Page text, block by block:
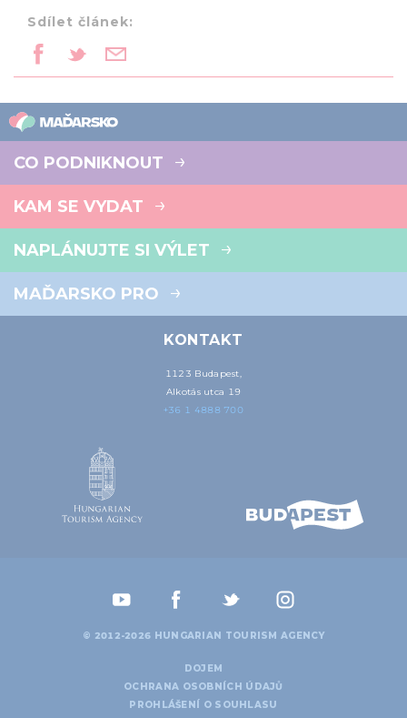
Sdílet článek:
CO PODNIKNOUT
KAM SE VYDAT
NAPLÁNUJTE SI VÝLET
MAĎARSKO PRO
KONTAKT
1123 Budapest,
Alkotás utca 19
+36 1 4888 700
© 2012-2026 HUNGARIAN TOURISM AGENCY
DOJEM
OCHRANA OSOBNÍCH ÚDAJŮ
PROHLÁŠENÍ O SOUHLASU